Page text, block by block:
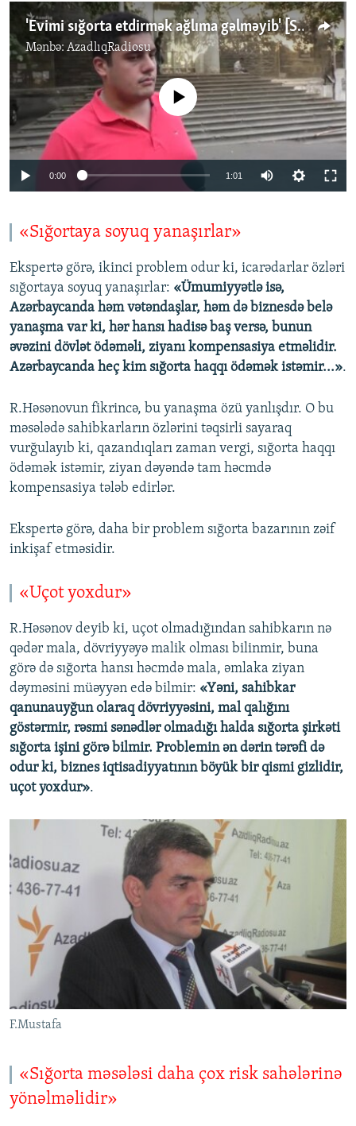
'Evimi sığorta etdirmək ağlıma gəlməyib' [Sorğu]
Mənbə: AzadlıqRadiosu
No media source currently available
0:00 1:01
«Sığortaya soyuq yanaşırlar»
Ekspertə görə, ikinci problem odur ki, icarədarlar özləri
sığortaya soyuq yanaşırlar: «Ümumiyyətlə isə,
Azərbaycanda həm vətəndaşlar, həm də biznesdə belə
yanaşma var ki, hər hansı hadisə baş versə, bunun
əvəzini dövlət ödəməli, ziyanı kompensasiya etməlidir.
Azərbaycanda heç kim sığorta haqqı ödəmək istəmir...».
R.Həsənovun fikrincə, bu yanaşma özü yanlışdır. O bu
məsələdə sahibkarların özlərini təqsirli sayaraq
vurğulayıb ki, qazandıqları zaman vergi, sığorta haqqı
ödəmək istəmir, ziyan dəyəndə tam həcmdə
kompensasiya tələb edirlər.
Ekspertə görə, daha bir problem sığorta bazarının zəif
inkişaf etməsidir.
«Uçot yoxdur»
R.Həsənov deyib ki, uçot olmadığından sahibkarın nə
qədər mala, dövriyyəyə malik olması bilinmir, buna
görə də sığorta hansı həcmdə mala, əmlaka ziyan
dəyməsini müəyyən edə bilmir: «Yəni, sahibkar
qanunauyğun olaraq dövriyyəsini, mal qalığını
göstərmir, rəsmi sənədlər olmadığı halda sığorta şirkəti
sığorta işini görə bilmir. Problemin ən dərin tərəfi də
odur ki, biznes iqtisadiyyatının böyük bir qismi gizlidir,
uçot yoxdur».
F.Mustafa
«Sığorta məsələsi daha çox risk sahələrinə
yönəlməlidir»